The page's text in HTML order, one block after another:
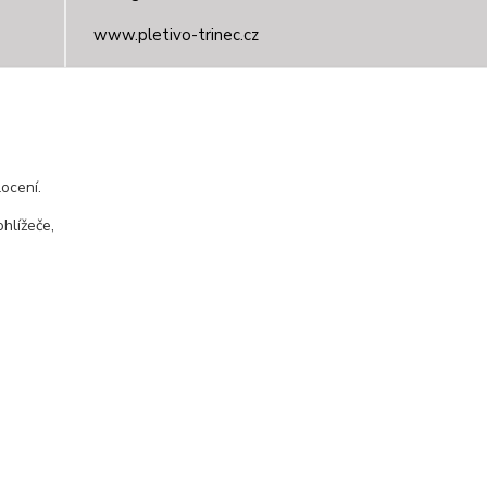
www.pletivo-trinec.cz